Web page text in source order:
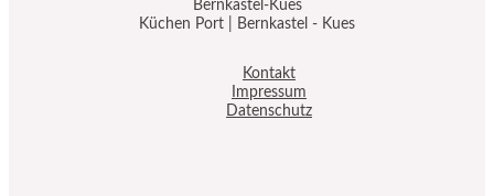
Bernkastel-Kues
Küchen Port | Bernkastel - Kues
Kontakt
Impressum
Datenschutz